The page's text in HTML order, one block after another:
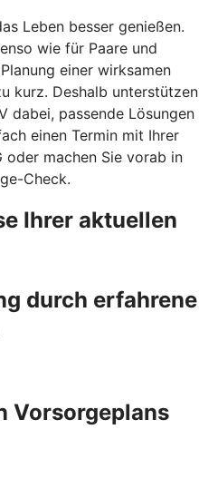
Leben besser genießen.
wie für Paare und
einer wirksamen
kurz. Deshalb unterstützen
dabei, passende Lösungen
einen Termin mit Ihrer
oder machen Sie vorab in
Check.
Ihrer aktuellen
durch erfahrene
Vorsorgeplans